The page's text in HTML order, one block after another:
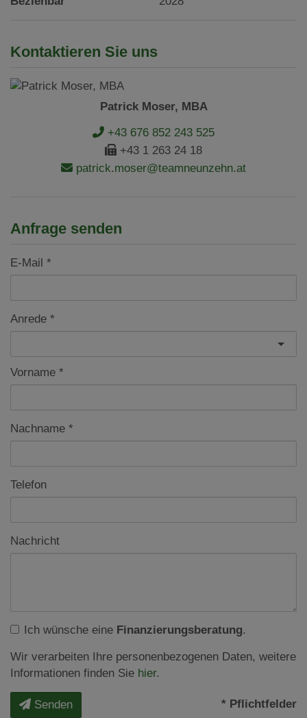
Kontaktieren Sie uns
Patrick Moser, MBA
+43 676 852 243 525
+43 1 263 24 18
patrick.moser@teamneunzehn.at
Anfrage senden
E-Mail
Anrede
Vorname
Nachname
Telefon
Nachricht
Ich wünsche eine Finanzierungsberatung.
Wir verarbeiten Ihre personenbezogenen Daten, weitere
Informationen finden Sie hier.
Senden * Pflichtfelder